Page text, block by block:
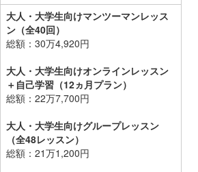
大人・大学生向けマンツーマンレッス
ン（全40回）
総額：30万4,920円
大人・大学生向けオンラインレッスン
＋自己学習（12ヵ月プラン）
総額：22万7,700円
大人・大学生向けグループレッスン
（全48レッスン）
総額：21万1,200円